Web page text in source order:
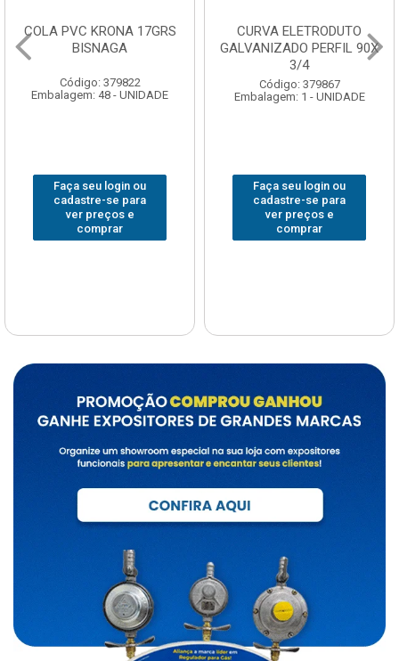
CURVA ELETRODUTO
GALVANIZADO PERFIL 90X
Código: 379867
Embalagem: 1 - UNIDADE
Faça seu login ou
cadastre-se para
ver preços e
comprar
SOQUETE COM
FOTOCELULA EXATRON
COM SENSOR SPT0E27XC
Código: 379788
Embalagem: 1 - UNIDADE
Faça seu login ou
cadastre-se para
ver preços e
comprar